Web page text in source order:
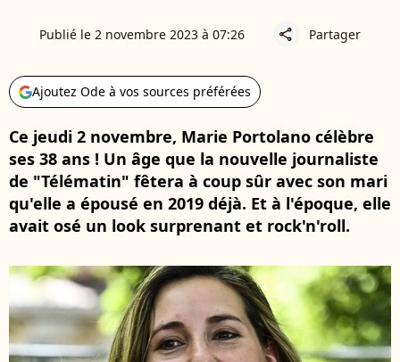
Publié le 2 novembre 2023 à 07:26 share Partager
Ajoutez Ode à vos sources préférées
Ce jeudi 2 novembre, Marie Portolano célèbre
ses 38 ans ! Un âge que la nouvelle journaliste
de "Télématin" fêtera à coup sûr avec son mari
qu'elle a épousé en 2019 déjà. Et à l'époque, elle
avait osé un look surprenant et rock'n'roll.